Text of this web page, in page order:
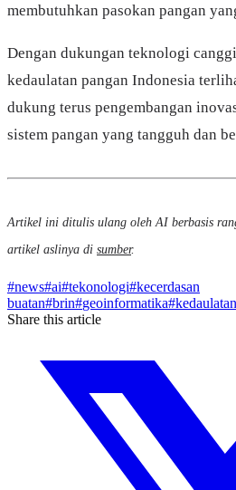
membutuhkan pasokan pangan
Dengan dukungan teknologi
kedaulatan pangan Indonesia
dukung terus pengembangan
sistem pangan yang tangguh dan
Artikel ini ditulis ulang oleh AI berbasis
artikel aslinya di sumber.
#news#ai#tekonologi#kecerdasan
buatan#brin#geoinformatika#
Share this article